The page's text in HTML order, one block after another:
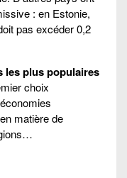
: en Estonie,
pas excéder 0,2
les plus populaires
choix
matière de